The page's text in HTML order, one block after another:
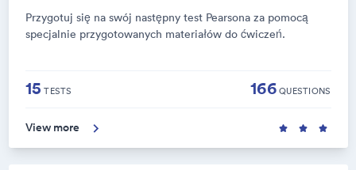
Przygotuj się na swój następny test Pearsona za pomocą
specjalnie przygotowanych materiałów do ćwiczeń.
15 TESTS 166QUESTIONS
View more